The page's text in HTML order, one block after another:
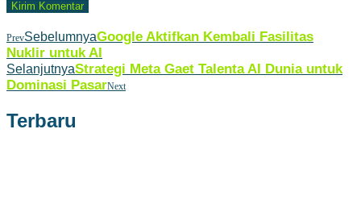
PrevSebelumnyaGoogle Aktifkan Kembali Fasilitas
Nuklir untuk AI
SelanjutnyaStrategi Meta Gaet Talenta AI Dunia untuk
Dominasi PasarNext
Terbaru